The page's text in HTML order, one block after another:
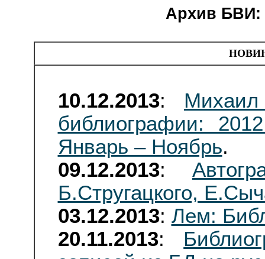
Архив БВИ:
10.12.2013:
библиографии:
Январь – Ноябрь.
09.12.2013:
Б.Стругацкого,
03.12.2013: Лем:
20.11.2013: